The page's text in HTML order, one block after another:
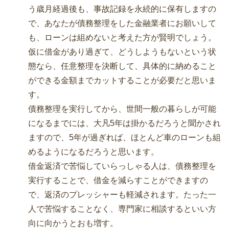
う歳月経過後も、事故記録を永続的に保有しますの
で、あなたが債務整理をした金融業者にお願いして
も、ローンは組めないと考えた方が賢明でしょう。
仮に借金があり過ぎて、どうしようもないという状
態なら、任意整理を決断して、具体的に納めること
ができる金額までカットすることが必要だと思いま
す。
債務整理を実行してから、世間一般の暮らしが可能
になるまでには、大凡5年は掛かるだろうと聞かされ
ますので、5年が過ぎれば、ほとんど車のローンも組
めるようになるだろうと思います。
借金返済で苦悩していらっしゃる人は、債務整理を
実行することで、借金を減らすことができますの
で、返済のプレッシャーも軽減されます。たった一
人で苦悩することなく、専門家に相談するといい方
向に向かうとおも増す。